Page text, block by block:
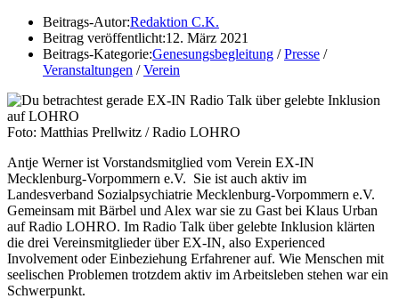
Beitrags-Autor:Redaktion C.K.
Beitrag veröffentlicht:12. März 2021
Beitrags-Kategorie:Genesungsbegleitung / Presse /
Veranstaltungen / Verein
Foto: Matthias Prellwitz / Radio LOHRO
Antje Werner ist Vorstandsmitglied vom Verein EX-IN
Mecklenburg-Vorpommern e.V. Sie ist auch aktiv im
Landesverband Sozialpsychiatrie Mecklenburg-Vorpommern e.V.
Gemeinsam mit Bärbel und Alex war sie zu Gast bei Klaus Urban
auf Radio LOHRO. Im Radio Talk über gelebte Inklusion klärten
die drei Vereinsmitglieder über EX-IN, also Experienced
Involvement oder Einbeziehung Erfahrener auf. Wie Menschen mit
seelischen Problemen trotzdem aktiv im Arbeitsleben stehen war ein
Schwerpunkt.